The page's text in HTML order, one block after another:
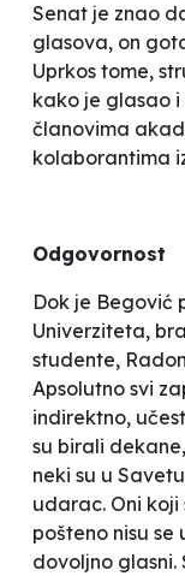
Senat je znao
glasova, on
Uprkos tome,
kako je glasao
članovima
kolaborantima
Odgovornost
Dok je Begović
Univerziteta,
studente,
Apsolutno svi
indirektno,
su birali
neki su u
udarac. Oni koji
pošteno nisu
dovoljno